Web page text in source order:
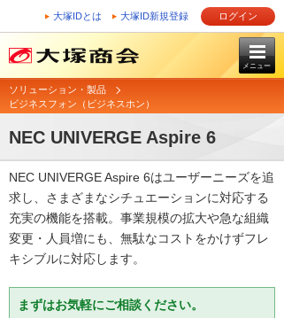
大塚IDとは 大塚ID新規登録 ログイン
メニュー
ソリューション・製品
ビジネスフォン（ビジネスホン）
NEC UNIVERGE Aspire 6
NEC UNIVERGE Aspire 6はユーザーニーズを追
求し、さまざまなシチュエーションに対応する
充実の機能を搭載。事業規模の拡大や急な組織
変更・人員増にも、無駄なコストをかけずフレ
キシブルに対応します。
まずはお気軽にご相談ください。